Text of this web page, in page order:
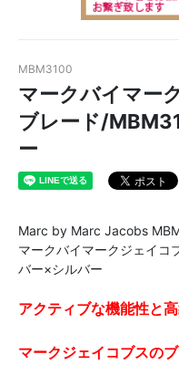
MBM3100
マークバイマー
ブレード/
ー
Marc by Marc Jacobs
マークバイマークジェイ
バー×シルバー
アクティブな機能性と
マークジェイコブスのブ